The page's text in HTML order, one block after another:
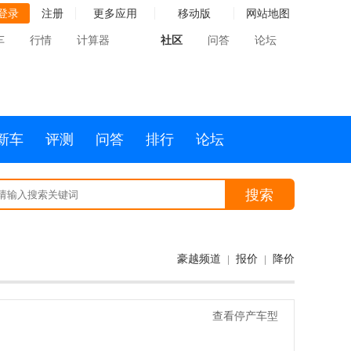
录 注册 更多应用 移动版 网站地图
行情 计算器 社区 问答 论坛
车 评测 问答 排行 论坛
搜索
豪越频道 报价 降价
查看停产车型